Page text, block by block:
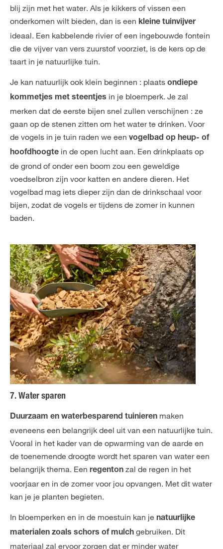
blij zijn met het water. Als je kikkers of vissen een
onderkomen wilt bieden, dan is een kleine tuinvijver
ideaal. Een kabbelende rivier of een ingebouwde fontein
die de vijver van vers zuurstof voorziet, is de kers op de
taart in je natuurlijke tuin.
Je kan natuurlijk ook klein beginnen : plaats ondiepe
kommetjes met steentjes in je bloemperk. Je zal
merken dat de eerste bijen snel zullen verschijnen : ze
gaan op de stenen zitten om het water te drinken. Voor
de vogels in je tuin raden we een vogelbad op heup- of
hoofdhoogte in de open lucht aan. Een drinkplaats op
de grond of onder een boom zou een geweldige
voedselbron zijn voor katten en andere dieren. Het
vogelbad mag iets dieper zijn dan de drinkschaal voor
bijen, zodat de vogels er tijdens de zomer in kunnen
baden.
7. Water sparen
Duurzaam en waterbesparend tuinieren maken
eveneens een belangrijk deel uit van een natuurlijke tuin.
Vooral in het kader van de opwarming van de aarde en
de toenemende droogte wordt het sparen van water een
belangrijk thema. Een regenton zal de regen in het
voorjaar en in de zomer voor jou opvangen. Met dit water
kan je je planten begieten.
In bloemperken en in de moestuin kan je natuurlijke
materialen zoals schors of mulch gebruiken. Dit
materiaal zal ervoor zorgen dat er minder water